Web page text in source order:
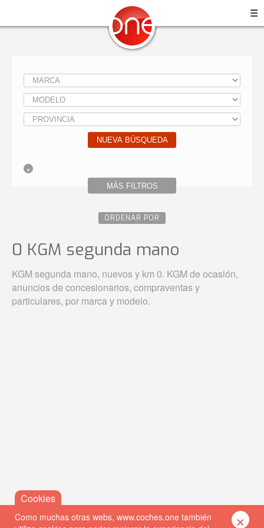
☰
NUEVA BÚSQUEDA
MÁS FILTROS
ORDENAR POR
0 KGM segunda mano
KGM segunda mano, nuevos y km 0. KGM de ocasión,
anuncios de concesionarios, compraventas y
particulares, por marca y modelo.
Como muchas otras webs, www.coches.one también
×